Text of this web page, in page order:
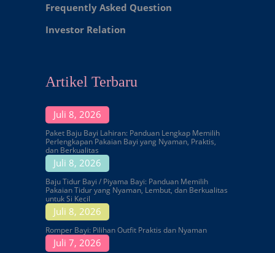
Frequently Asked Question
Investor Relation
Artikel Terbaru
Juli 8, 2026
Paket Baju Bayi Lahiran: Panduan Lengkap Memilih
Perlengkapan Pakaian Bayi yang Nyaman, Praktis,
dan Berkualitas
Juli 8, 2026
Baju Tidur Bayi / Piyama Bayi: Panduan Memilih
Pakaian Tidur yang Nyaman, Lembut, dan Berkualitas
untuk Si Kecil
Juli 8, 2026
Romper Bayi: Pilihan Outfit Praktis dan Nyaman
Juli 7, 2026